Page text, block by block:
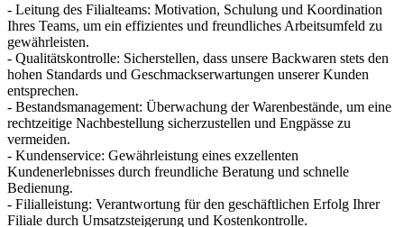
- Leitung des Filialteams: Motivation, Schulung und Koordination
Ihres Teams, um ein effizientes und freundliches Arbeitsumfeld zu
gewährleisten.
- Qualitätskontrolle: Sicherstellen, dass unsere Backwaren stets den
hohen Standards und Geschmackserwartungen unserer Kunden
entsprechen.
- Bestandsmanagement: Überwachung der Warenbestände, um eine
rechtzeitige Nachbestellung sicherzustellen und Engpässe zu
vermeiden.
- Kundenservice: Gewährleistung eines exzellenten
Kundenerlebnisses durch freundliche Beratung und schnelle
Bedienung.
- Filialleistung: Verantwortung für den geschäftlichen Erfolg Ihrer
Filiale durch Umsatzsteigerung und Kostenkontrolle.